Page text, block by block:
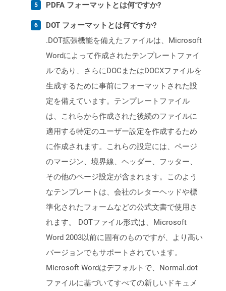
PDFA フォーマットとは何ですか?
DOT フォーマットとは何ですか?
.DOT拡張機能を備えたファイルは、Microsoft
Wordによって作成されたテンプレートファイ
ルであり、さらにDOCまたはDOCXファイルを
生成するために事前にフォーマットされた設
定を備えています。テンプレートファイル
は、これらから作成された後続のファイルに
適用する特定のユーザー設定を作成するため
に作成されます。これらの設定には、ページ
のマージン、境界線、ヘッダー、フッター、
その他のページ設定が含まれます。このよう
なテンプレートは、会社のレターヘッドや標
準化されたフォームなどの公式文書で使用さ
れます。 DOTファイル形式は、Microsoft
Word 2003以前に固有のものですが、より高い
バージョンでもサポートされています。
Microsoft Wordはデフォルトで、Normal.dot
ファイルに基づいてすべての新しいドキュメ